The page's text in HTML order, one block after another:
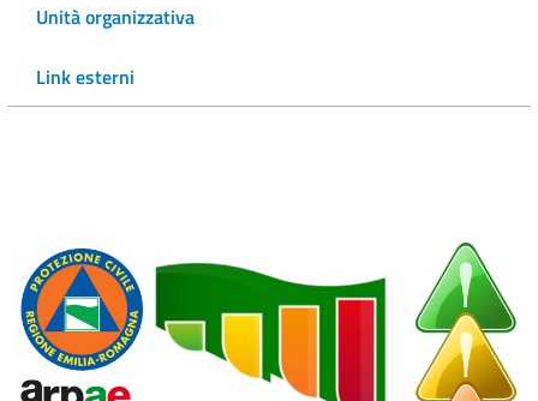
Unità organizzativa
Link esterni